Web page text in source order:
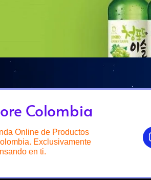
Colombia
Online de Productos
Exclusivamente
en ti.